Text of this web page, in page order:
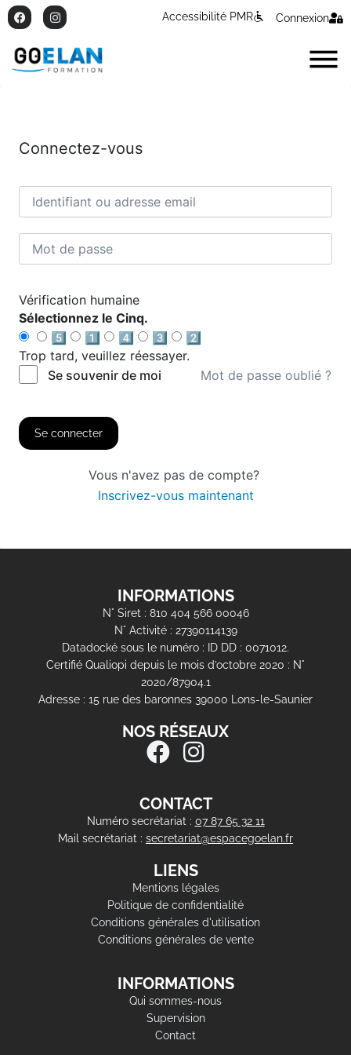
Accessibilité PMR Connexion
Connectez-vous
Vérification humaine
Sélectionnez le Cinq.
5️⃣
1️⃣ 4️⃣ 3️⃣
2️⃣
Trop tard, veuillez réessayer.
Se souvenir de moi
Mot de passe oublié ?
Se connecter
Vous n'avez pas de compte?
Inscrivez-vous maintenant
INFORMATIONS
N° Siret : 810 404 566 00046
N° Activité : 27390114139
Datadocké sous le numéro : ID DD : 0071012.
Certifié Qualiopi depuis le mois d’octobre 2020 : N°
2020/87904.1
Adresse : 15 rue des baronnes 39000 Lons-le-Saunier
NOS RÉSEAUX
CONTACT
Numéro secrétariat : 07 87 65 32 11
Mail secrétariat : secretariat@espacegoelan.fr
LIENS
Mentions légales
Politique de confidentialité
Conditions générales d'utilisation
Conditions générales de vente
INFORMATIONS
Qui sommes-nous
Supervision
Contact